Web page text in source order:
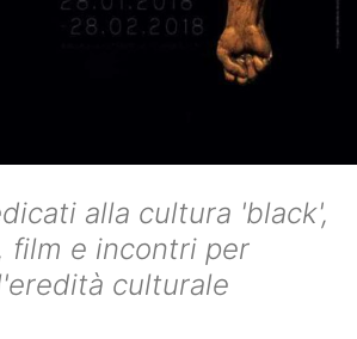
alla cultura 'black',
film e incontri per
culturale